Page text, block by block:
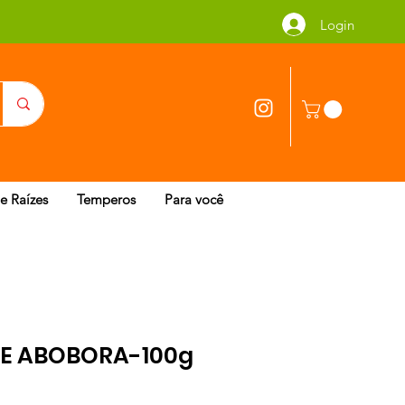
Login
Raízes Temperos Para você
ABOBORA-100g